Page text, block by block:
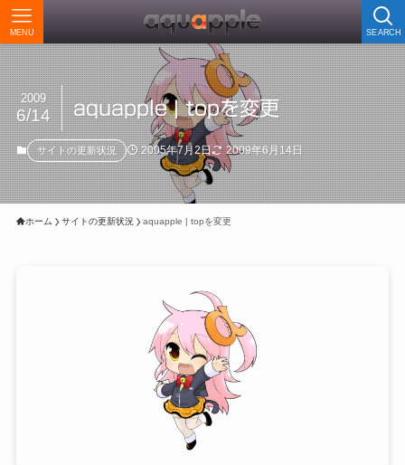
SEARCH
MENU
aquapple | topを変更
2009
6/14
サイトの更新状況 2005年7月2日 2009年6月14日
ホーム サイトの更新状況 aquapple | topを変更